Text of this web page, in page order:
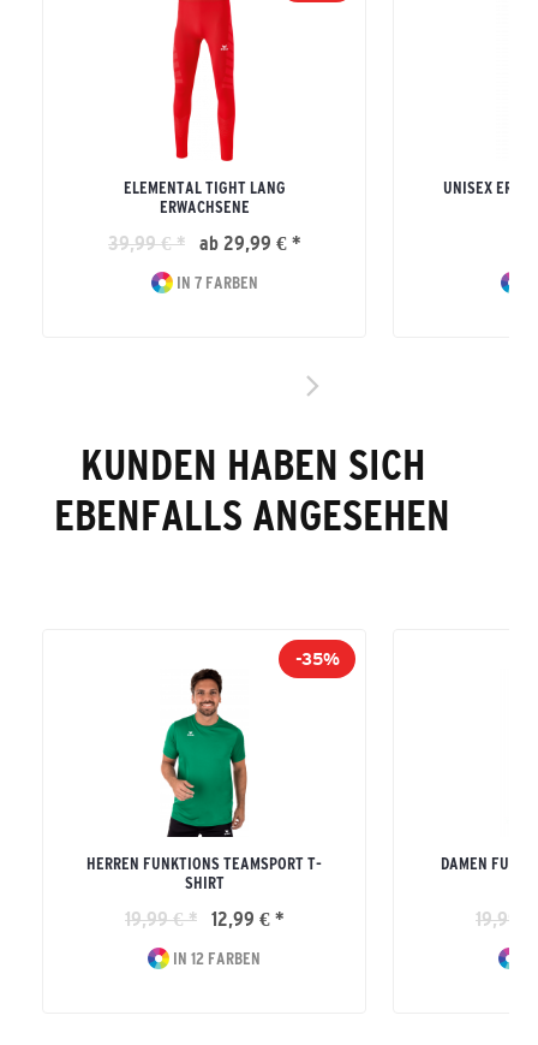
ELEMENTAL TIGHT LANG
ERWACHSENE
39,99 € * ab 29,99 € *
IN 7 FARBEN
UNISEX
KUNDEN HABEN SICH
EBENFALLS ANGESEHEN
-35%
HERREN FUNKTIONS TEAMSPORT T-
SHIRT
19,99 € * 12,99 € *
IN 12 FARBEN
DAMEN
19,99